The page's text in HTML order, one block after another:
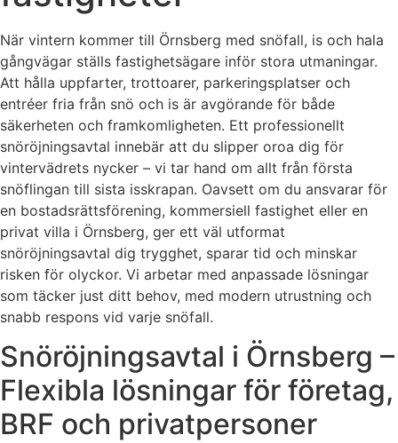
När vintern kommer till Örnsberg med snöfall, is och hala
gångvägar ställs fastighetsägare inför stora utmaningar.
Att hålla uppfarter, trottoarer, parkeringsplatser och
entréer fria från snö och is är avgörande för både
säkerheten och framkomligheten. Ett professionellt
snöröjningsavtal innebär att du slipper oroa dig för
vintervädrets nycker – vi tar hand om allt från första
snöflingan till sista isskrapan. Oavsett om du ansvarar för
en bostadsrättsförening, kommersiell fastighet eller en
privat villa i Örnsberg, ger ett väl utformat
snöröjningsavtal dig trygghet, sparar tid och minskar
risken för olyckor. Vi arbetar med anpassade lösningar
som täcker just ditt behov, med modern utrustning och
snabb respons vid varje snöfall.
Snöröjningsavtal i Örnsberg –
Flexibla lösningar för företag,
BRF och privatpersoner